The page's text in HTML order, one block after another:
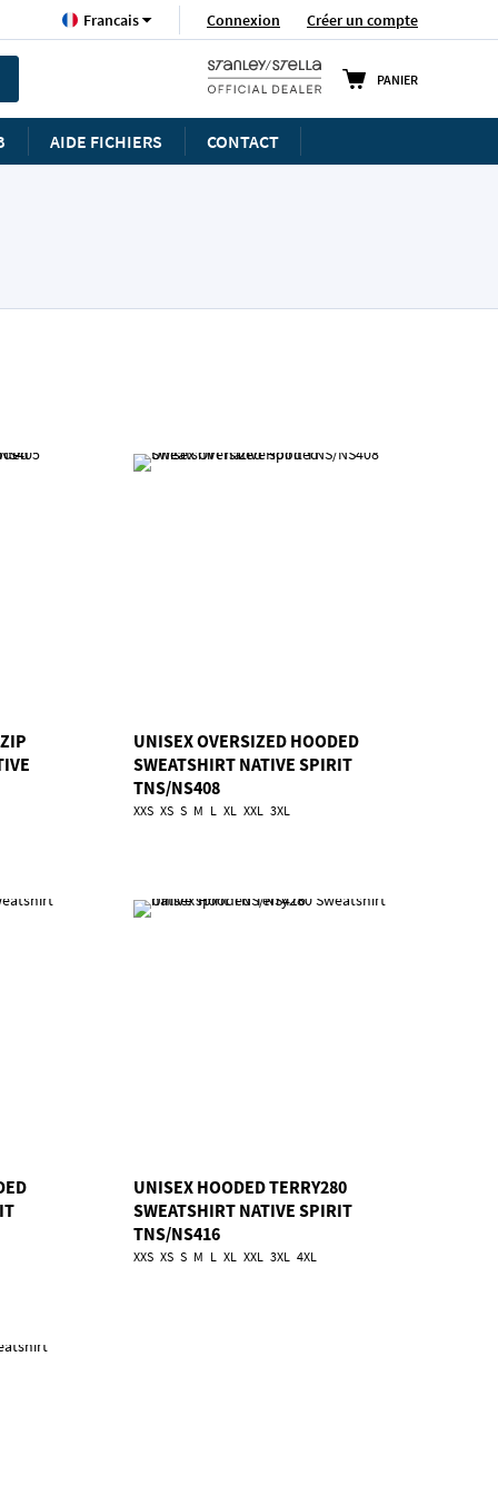
Connexion Créer un compte
Langue Francais
PANIER
AIDE FICHIERS CONTACT
UNISEX OVERSIZED HOODED
SWEATSHIRT NATIVE SPIRIT
TNS/NS408
XXS XS S M L XL XXL 3XL
UNISEX HOODED TERRY280
SWEATSHIRT NATIVE SPIRIT
TNS/NS416
XXS XS S M L XL XXL 3XL 4XL